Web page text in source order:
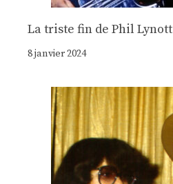
La triste fin de Phil Lynott
8 janvier 2024